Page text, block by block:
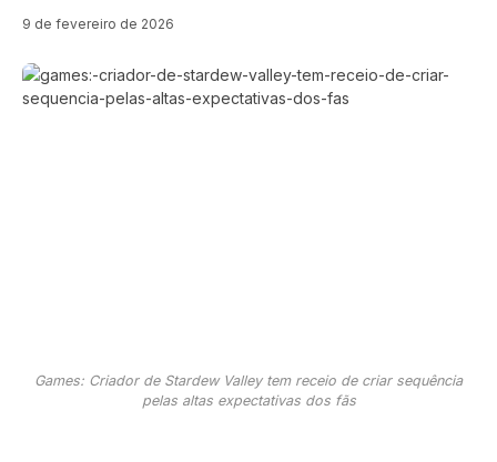
9 de fevereiro de 2026
Games: Criador de Stardew Valley tem receio de criar sequência
pelas altas expectativas dos fãs